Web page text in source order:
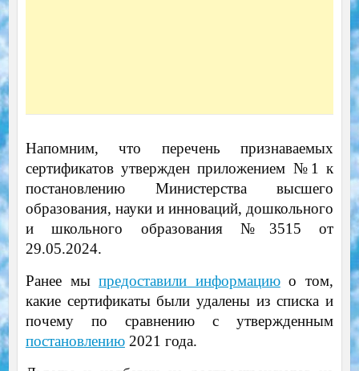
Напомним, что перечень признаваемых
сертификатов утвержден приложением №1 к
постановлению Министерства высшего
образования, науки и инноваций, дошкольного
и школьного образования №3515 от
29.05.2024.
Ранее мыпредоставили информациюо том,
какие сертификаты были удалены из списка и
почему по сравнению с утвержденным
постановлению2021 года.